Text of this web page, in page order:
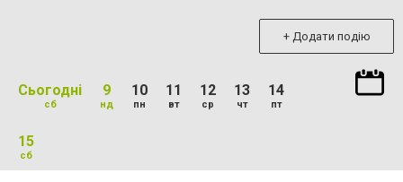
+ Додати подію
Сьогодні
сб
9
нд
10
пн
11
вт
12
ср
13
чт
14
пт
15
сб